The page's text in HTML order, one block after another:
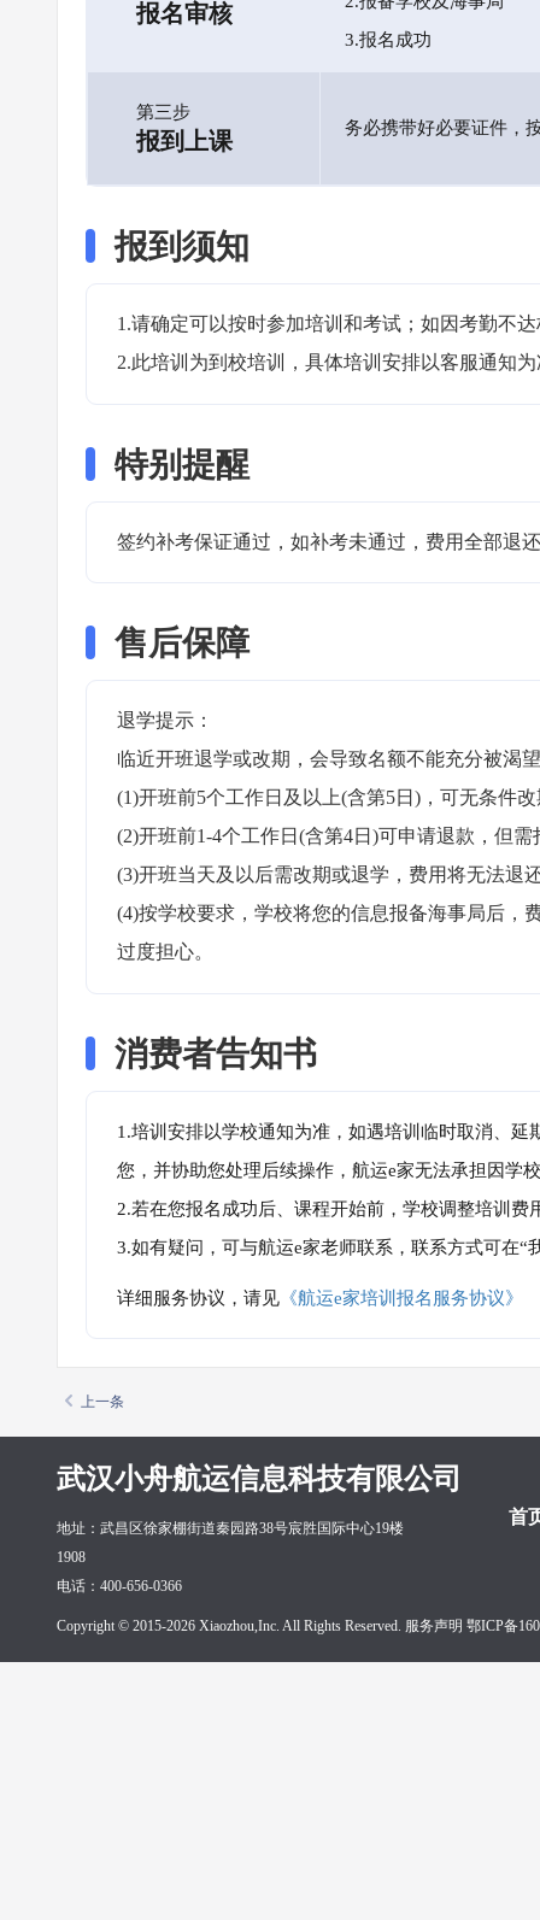
报名审核
3.报名成功
第三步
报到上课 务必携带好必要证件，
报到须知
1.请确定可以按时参加培训和考试；如因考勤不
2.此培训为到校培训，具体培训安排以客服通知
特别提醒
签约补考保证通过，如补考未通过，费用全部退
售后保障
退学提示：
临近开班退学或改期，会导致名额不能充分被渴
(1)开班前5个工作日及以上(含第5日)，可无条件
(2)开班前1-4个工作日(含第4日)可申请退款，但
(3)开班当天及以后需改期或退学，费用将无法退
(4)按学校要求，学校将您的信息报备海事局后，
过度担心。
消费者告知书
1.培训安排以学校通知为准，如遇培训临时取消、
您，并协助您处理后续操作，航运e家无法承担因学
2.若在您报名成功后、课程开始前，学校调整培训
3.如有疑问，可与航运e家老师联系，联系方式可在
详细服务协议，请见 《航运e家培训报名服务协议》
上一条
武汉小舟航运信息科技有限公司
首
地址：武昌区徐家棚街道秦园路38号宸胜国际中心19楼
1908
电话：400-656-0366
Copyright © 2015-2026 Xiaozhou,Inc. All Rights Reserved. 服务声明 鄂ICP备